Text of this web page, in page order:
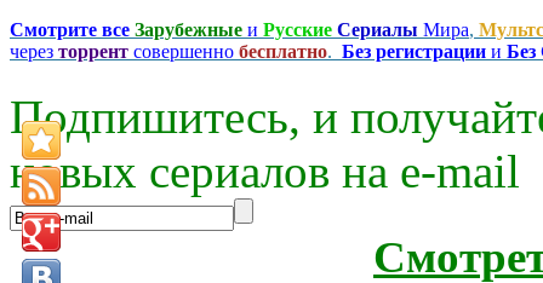
Смотрите все Зарубежные и Русские Сериалы Мира,
через торрент совершенно бесплатно. Без регистрации и
Подпишитесь, и
новых сериалов на e-mаil